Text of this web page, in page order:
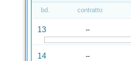
bd. contratto
13 --
14 --